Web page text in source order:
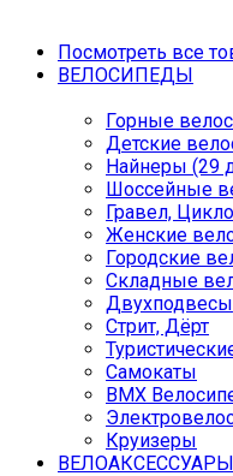
Посмотреть все
ВЕЛОСИПЕДЫ
Горные
Детские
Найнеры (29
Шоссейные
Гравел,
Женские
Городcкие
Складные
Двухподвесы
Стрит, Дёрт
Самокаты
BMX
Круизеры
ВЕЛОАКСЕССУАРЫ